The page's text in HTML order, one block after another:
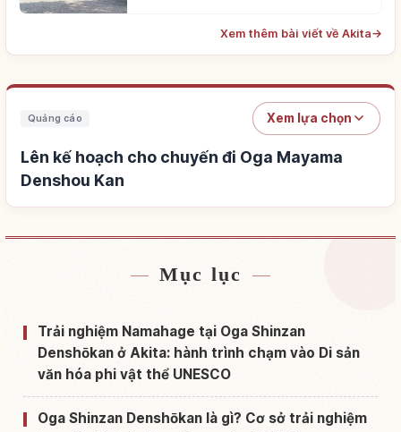
Xem thêm bài viết về Akita→
Quảng cáo Xem lựa chọn
Lên kế hoạch cho chuyến đi Oga Mayama
Denshou Kan
Tìm chỗ ở gần Oga Mayama Denshou Kan
Tìm trải nghiệm tại Oga Mayama Denshou Kan
Mục lục
Trải nghiệm Namahage tại Oga Shinzan
Denshōkan ở Akita: hành trình chạm vào Di sản
văn hóa phi vật thể UNESCO
Oga Shinzan Denshōkan là gì? Cơ sở trải nghiệm